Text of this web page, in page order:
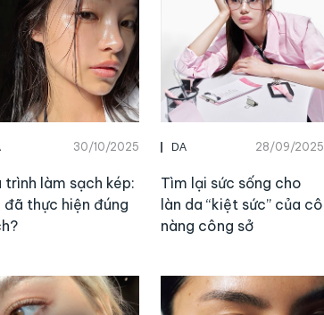
30/10/2025
trình làm sạch kép:
đã thực hiện đúng
DA 28/09/2025
Tìm lại sức sống cho
làn da “kiệt sức” của cô
nàng công sở